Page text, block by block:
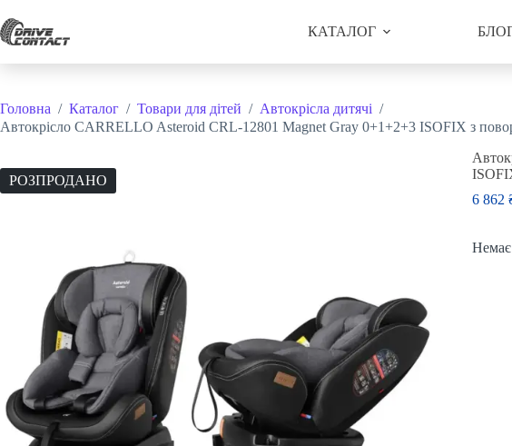
до
вмісту
КАТАЛОГ
Головна / Каталог / Товари для дітей / Автокрісла дитячі /
Автокрісло CARRELLO Asteroid CRL-12801 Magnet Gray 0+1+2+3 ISOFIX з
РОЗПРОДАНО
6 862
Немає